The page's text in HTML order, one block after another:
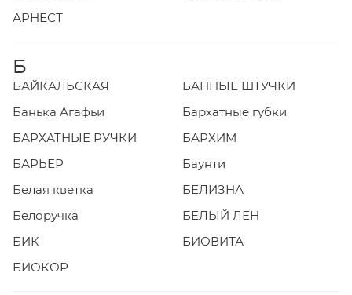
АРНЕСТ
Б
БАЙКАЛЬСКАЯ
БАННЫЕ ШТУЧКИ
Банька Агафьи
Бархатные губки
БАРХАТНЫЕ РУЧКИ
БАРХИМ
БАРЬЕР
Баунти
Белая кветка
БЕЛИЗНА
Белоручка
БЕЛЫЙ ЛЕН
БИК
БИОВИТА
БИОКОР